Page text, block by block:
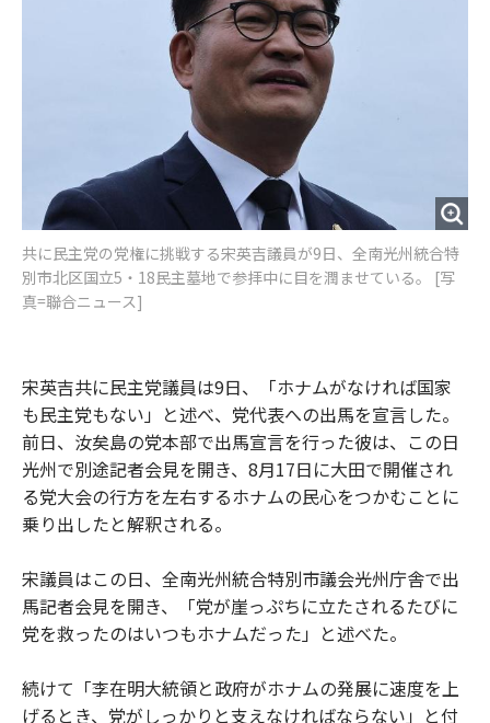
共に民主党の党権に挑戦する宋英吉議員が9日、全南光州統合特
別市北区国立5・18民主墓地で参拝中に目を潤ませている。 [写
真=聯合ニュース]
宋英吉共に民主党議員は9日、「ホナムがなければ国家
も民主党もない」と述べ、党代表への出馬を宣言した。
前日、汝矣島の党本部で出馬宣言を行った彼は、この日
光州で別途記者会見を開き、8月17日に大田で開催され
る党大会の行方を左右するホナムの民心をつかむことに
乗り出したと解釈される。
宋議員はこの日、全南光州統合特別市議会光州庁舎で出
馬記者会見を開き、「党が崖っぷちに立たされるたびに
党を救ったのはいつもホナムだった」と述べた。
続けて「李在明大統領と政府がホナムの発展に速度を上
げるとき、党がしっかりと支えなければならない」と付